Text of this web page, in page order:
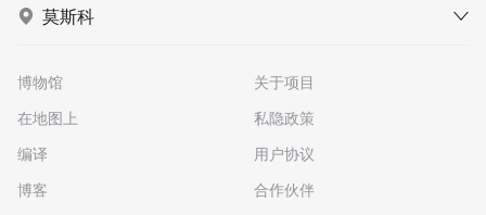
莫斯科
博物馆
在地图上
编译
博客
关于项目
私隐政策
用户协议
合作伙伴